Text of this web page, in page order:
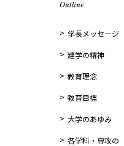
Outline
学長メッセージ
建学の精神
教育理念
教育目標
大学のあゆみ
各学科・専攻の